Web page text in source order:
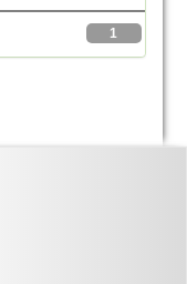
1